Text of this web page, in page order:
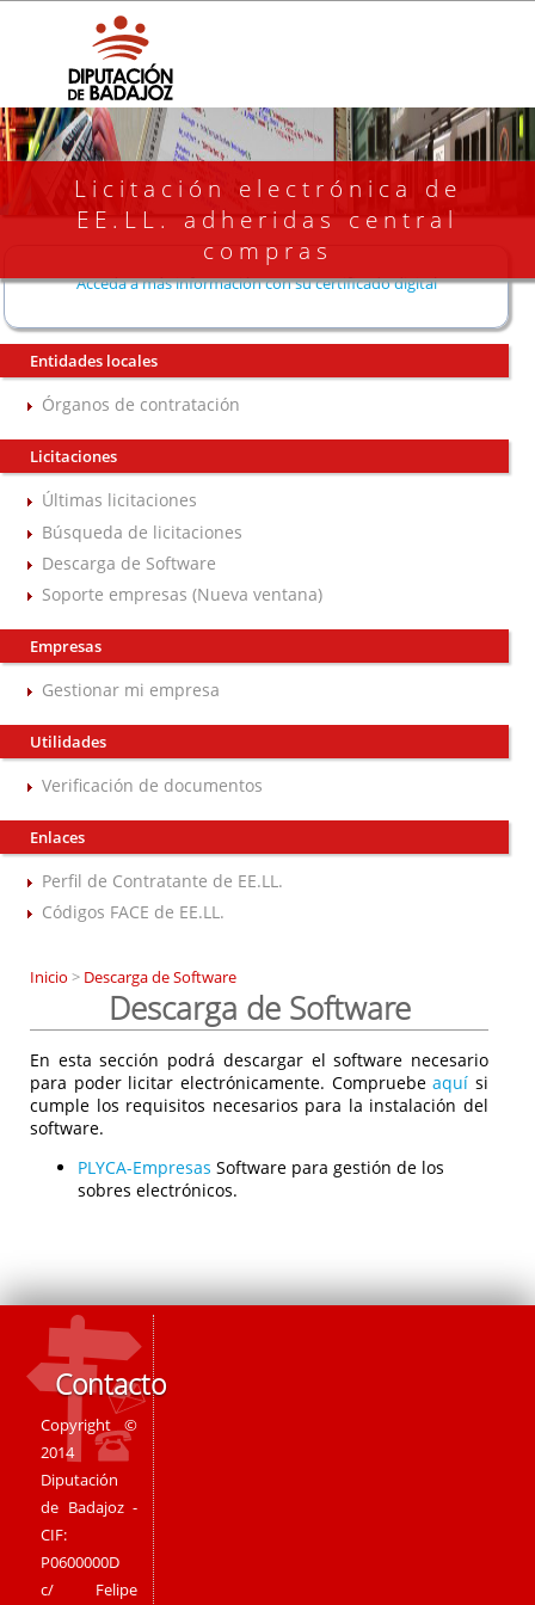
Licitación electrónica de
EE.LL. adheridas central
compras
Acceda a más información con su certificado digital
Entidades locales
Órganos de contratación
Licitaciones
Últimas licitaciones
Búsqueda de licitaciones
Descarga de Software
Soporte empresas (Nueva ventana)
Empresas
Gestionar mi empresa
Utilidades
Verificación de documentos
Enlaces
Perfil de Contratante de EE.LL.
Códigos FACE de EE.LL.
Inicio > Descarga de Software
Descarga de Software
En esta sección podrá descargar el software necesario
para poder licitar electrónicamente. Compruebeaquí si
cumple los requisitos necesarios para la instalación del
software.
PLYCA-Empresas Software para gestión de los
sobres electrónicos.
Contacto
Copyright ©
2014
Diputación
de Badajoz -
CIF:
P0600000D
c/ Felipe